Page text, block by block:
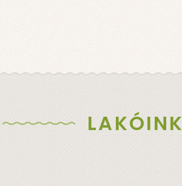
LAKÓINK